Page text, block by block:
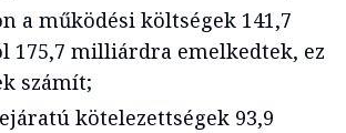
a működési költségek 141,7
milliárdra emelkedtek, ez
számít;
kötelezettségek 93,9